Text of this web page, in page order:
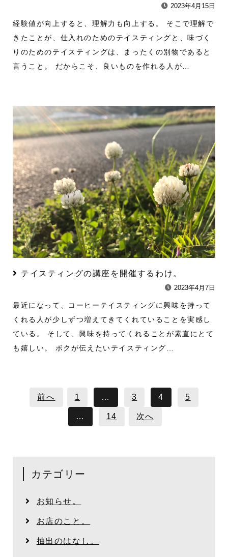
2023年4月15日
経験値が向上すると、理解力も向上する。 そこで理解で
きたことが、仕入れのためのテイスティングと、味づく
りのためのテイスティングは、まったくの別物であると
言うこと。 だからこそ、良いものを作れる人が…
テイスティングの講座を開催するわけ。
2023年4月7日
最近になって、コーヒーテイスティングに興味を持って
くれる人が少しずつ増えてきてくれていることを実感し
ている。 そして、興味を持ってくれることが素直にとて
も嬉しい。 ボクが伝えたいテイスティング…
前へ 1 … 3 4 5
… 14 次へ
カテゴリー
お知らせ。
お店のこと。
抽出のはなし。